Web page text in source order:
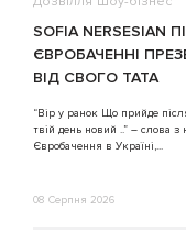
SOFIA
ЄВРОБАЧЕННІ
ВІД СВОГО ТАТА
“Вір у ранок Що прийде
твій день новий ..” – слова з
Євробачення в Україні,...
08 Серпня 2026